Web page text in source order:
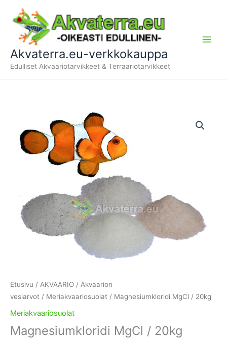
sisältöön
Akvaterra.eu-verkkokauppa
Edulliset Akvaariotarvikkeet & Terraariotarvikkeet
Etusivu / AKVAARIO / Akvaarion
vesiarvot / Meriakvaariosuolat / Magnesiumkloridi MgCl / 20kg
Meriakvaariosuolat
Magnesiumkloridi MgCl / 20kg